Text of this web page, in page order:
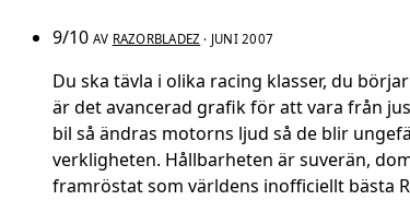
9/10 AV RAZORBLADEZ · JUNI 2007
Du ska tävla i olika racing klasser, du
är det avancerad grafik för att vara från
bil så ändras motorns ljud så de blir
verkligheten. Hållbarheten är suverän,
framröstat som världens inofficiellt bästa